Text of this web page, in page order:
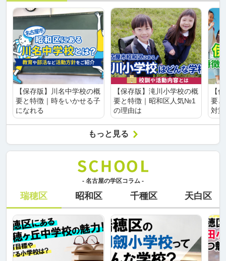
【保存版】川名中学校の概
要と特徴｜時をいかせる子
になれる
【保存版】滝川小学校の概
要と特徴｜昭和区人気№1
の理由は
【
要
対
もっと見る
- 名古屋の学区コラム -
瑞穂区 昭和区 千種区 天白区